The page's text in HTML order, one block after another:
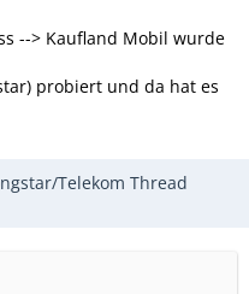
--> Kaufland Mobil wurde
probiert und da hat es
Telekom Thread